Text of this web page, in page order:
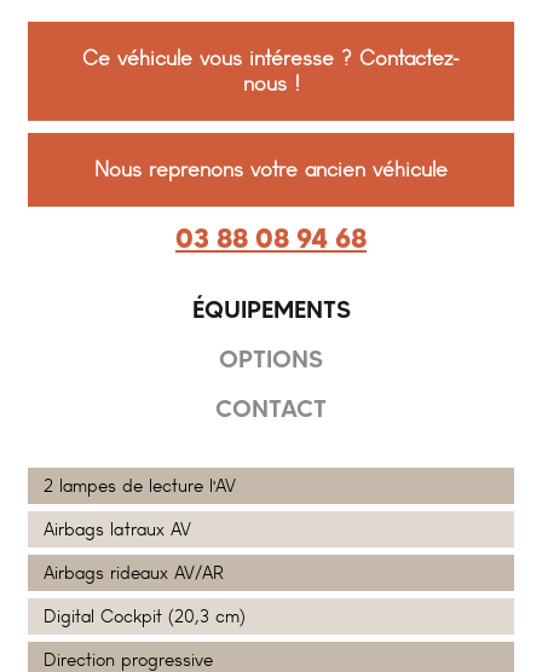
Ce véhicule vous intéresse ? Contactez-
nous !
Nous reprenons votre ancien véhicule
03 88 08 94 68
ÉQUIPEMENTS
OPTIONS
CONTACT
2 lampes de lecture l'AV
Airbags latraux AV
Airbags rideaux AV/AR
Digital Cockpit (20,3 cm)
Direction progressive